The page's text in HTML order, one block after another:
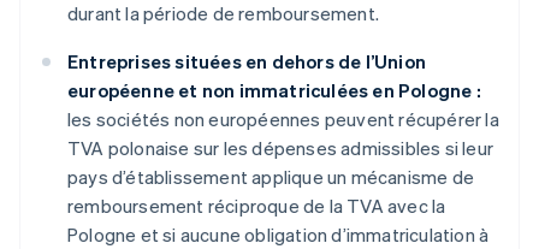
durant la période de remboursement.
Entreprises situées en dehors de l’Union
européenne et non immatriculées en Pologne :
les sociétés non européennes peuvent récupérer la
TVA polonaise sur les dépenses admissibles si leur
pays d’établissement applique un mécanisme de
remboursement réciproque de la TVA avec la
Pologne et si aucune obligation d’immatriculation à